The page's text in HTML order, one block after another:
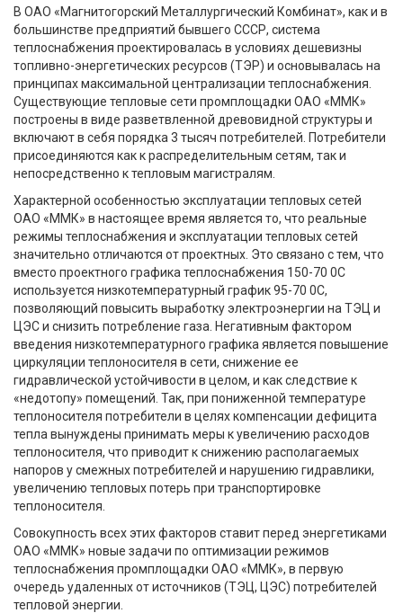
В ОАО «Магнитогорский Металлургический Комбинат», как и в
большинстве предприятий бывшего СССР, система
теплоснабжения проектировалась в условиях дешевизны
топливно-энергетических ресурсов (ТЭР) и основывалась на
принципах максимальной централизации теплоснабжения.
Существующие тепловые сети промплощадки ОАО «ММК»
построены в виде разветвленной древовидной структуры и
включают в себя порядка 3 тысяч потребителей. Потребители
присоединяются как к распределительным сетям, так и
непосредственно к тепловым магистралям.
Характерной особенностью эксплуатации тепловых сетей
ОАО «ММК» в настоящее время является то, что реальные
режимы теплоснабжения и эксплуатации тепловых сетей
значительно отличаются от проектных. Это связано с тем, что
вместо проектного графика теплоснабжения 150-70 0С
используется низкотемпературный график 95-70 0С,
позволяющий повысить выработку электроэнергии на ТЭЦ и
ЦЭС и снизить потребление газа. Негативным фактором
введения низкотемпературного графика является повышение
циркуляции теплоносителя в сети, снижение ее
гидравлической устойчивости в целом, и как следствие к
«недотопу» помещений. Так, при пониженной температуре
теплоносителя потребители в целях компенсации дефицита
тепла вынуждены принимать меры к увеличению расходов
теплоносителя, что приводит к снижению располагаемых
напоров у смежных потребителей и нарушению гидравлики,
увеличению тепловых потерь при транспортировке
теплоносителя.
Совокупность всех этих факторов ставит перед энергетиками
ОАО «ММК» новые задачи по оптимизации режимов
теплоснабжения промплощадки ОАО «ММК», в первую
очередь удаленных от источников (ТЭЦ, ЦЭС) потребителей
тепловой энергии.